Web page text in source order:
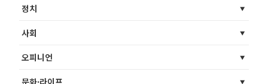
정치
사회
오피니언
문화·라이프